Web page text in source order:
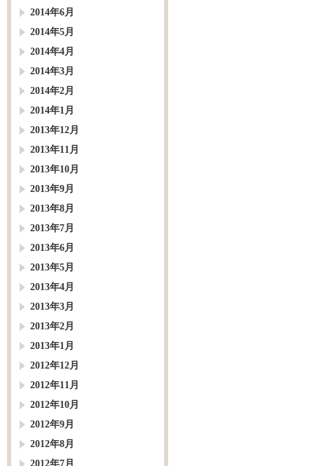
2014年6月
2014年5月
2014年4月
2014年3月
2014年2月
2014年1月
2013年12月
2013年11月
2013年10月
2013年9月
2013年8月
2013年7月
2013年6月
2013年5月
2013年4月
2013年3月
2013年2月
2013年1月
2012年12月
2012年11月
2012年10月
2012年9月
2012年8月
2012年7月